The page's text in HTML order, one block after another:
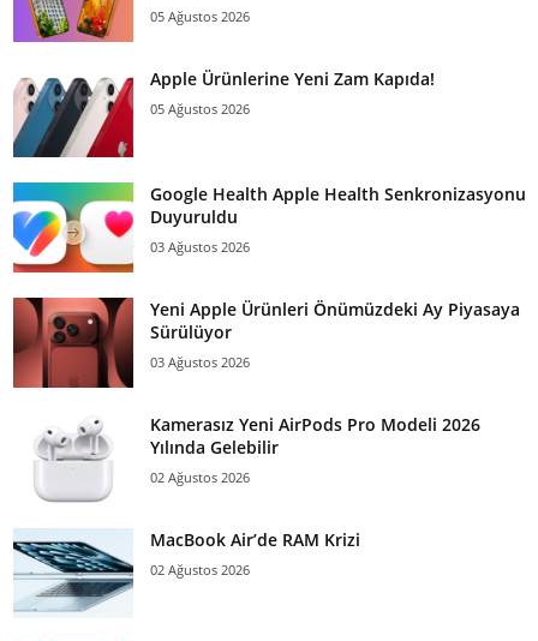
05 Ağustos 2026
Apple Ürünlerine Yeni Zam Kapıda!
05 Ağustos 2026
Google Health Apple Health Senkronizasyonu
Duyuruldu
03 Ağustos 2026
Yeni Apple Ürünleri Önümüzdeki Ay Piyasaya
Sürülüyor
03 Ağustos 2026
Kamerasız Yeni AirPods Pro Modeli 2026
Yılında Gelebilir
02 Ağustos 2026
MacBook Air’de RAM Krizi
02 Ağustos 2026